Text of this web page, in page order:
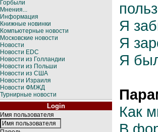
Горбыли
Мнения...
Информация
Книжные новинки
Компьютерные новости
Московские новости
Новости
Новости EDC
Новости из Голландии
Новости из Польши
Новости из США
Новости Израиля
Новости ФМЖД
Турнирные новости
Login
Имя пользователя
Я
Я
Я
Как